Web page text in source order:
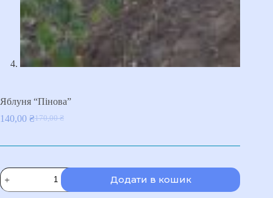
Яблуня “Пінова”
170,00₴
Оригінальна
170,00 ₴.
140,00 ₴Поточна
140,00 ₴.
Яблуня
"Пінова"
кількість
Додати в кошик